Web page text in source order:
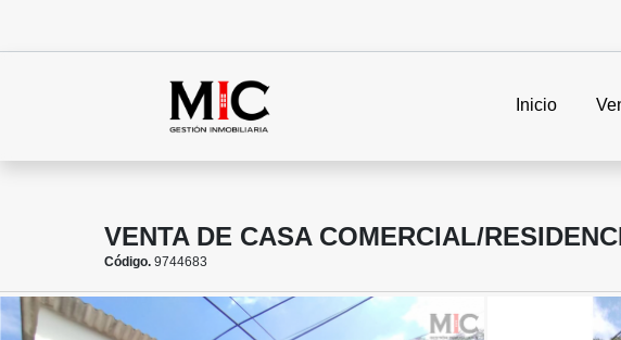
Inicio
VENTA DE CASA COMERCIAL/
Código. 9744683